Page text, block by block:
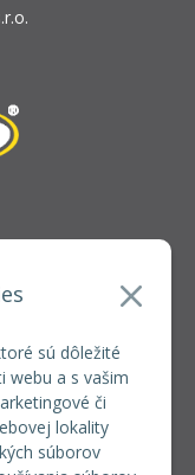
sú dôležité
webu a s vašim
či
lokality
súborov
zmluvy